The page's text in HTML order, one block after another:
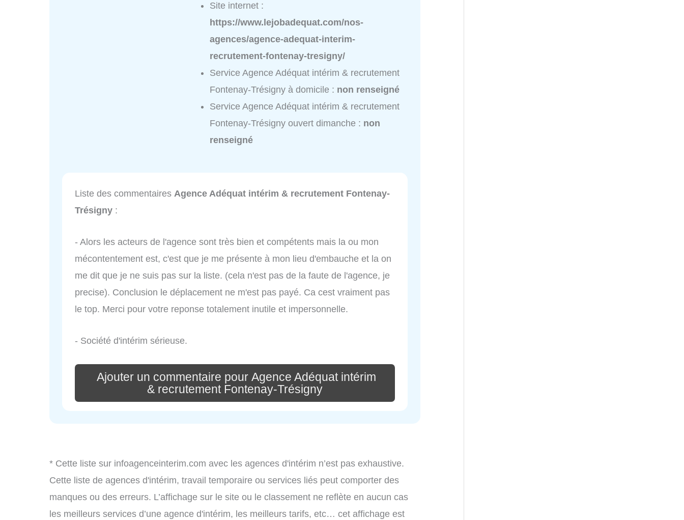
Site internet :
https://www.lejobadequat.com/nos-
agences/agence-adequat-interim-
recrutement-fontenay-tresigny/
Service Agence Adéquat intérim & recrutement
Fontenay-Trésigny à domicile : non renseigné
Service Agence Adéquat intérim & recrutement
Fontenay-Trésigny ouvert dimanche : non
renseigné
Liste des commentaires Agence Adéquat intérim & recrutement Fontenay-
Trésigny :
- Alors les acteurs de l'agence sont très bien et compétents mais la ou mon
mécontentement est, c'est que je me présente à mon lieu d'embauche et la on
me dit que je ne suis pas sur la liste. (cela n'est pas de la faute de l'agence, je
precise). Conclusion le déplacement ne m'est pas payé. Ca cest vraiment pas
le top. Merci pour votre reponse totalement inutile et impersonnelle.
- Société d'intérim sérieuse.
Ajouter un commentaire pour Agence Adéquat intérim
& recrutement Fontenay-Trésigny
* Cette liste sur infoagenceinterim.com avec les agences d'intérim n’est pas exhaustive.
Cette liste de agences d'intérim, travail temporaire ou services liés peut comporter des
manques ou des erreurs. L’affichage sur le site ou le classement ne reflète en aucun cas
les meilleurs services d’une agence d'intérim, les meilleurs tarifs, etc… cet affichage est